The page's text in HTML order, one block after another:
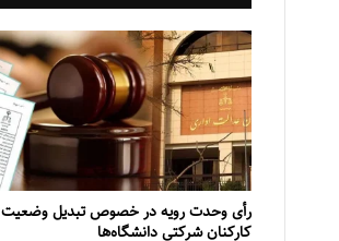
رأی وحدت رویه در خصوص تبدیل وضعیت
کارکنان شرکتی دانشگاه‌ها